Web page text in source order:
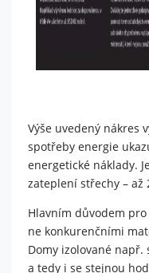
Výše uvedený nákres
spotřeby energie
energetické náklady.
zateplení střechy – až
Hlavním důvodem
ne konkurenčními
Domy izolované
a tedy i se stejnou